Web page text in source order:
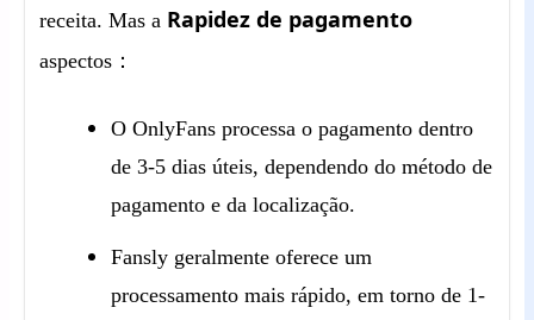
receita. Mas a Rapidez de pagamento
aspectos ：
O OnlyFans processa o pagamento dentro
de 3-5 dias úteis, dependendo do método de
pagamento e da localização.
Fansly geralmente oferece um
processamento mais rápido, em torno de 1-